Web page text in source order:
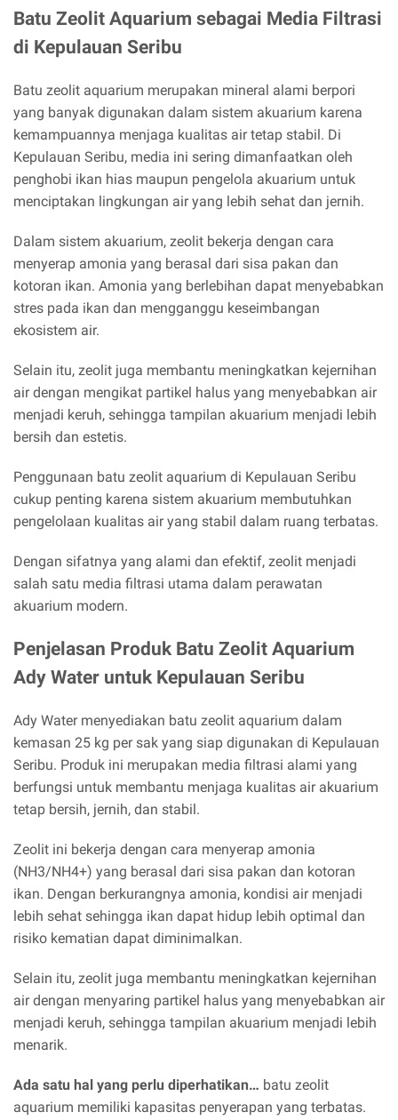
Batu Zeolit Aquarium sebagai Media Filtrasi
di Kepulauan Seribu
Batu zeolit aquarium merupakan mineral alami berpori
yang banyak digunakan dalam sistem akuarium karena
kemampuannya menjaga kualitas air tetap stabil. Di
Kepulauan Seribu, media ini sering dimanfaatkan oleh
penghobi ikan hias maupun pengelola akuarium untuk
menciptakan lingkungan air yang lebih sehat dan jernih.
Dalam sistem akuarium, zeolit bekerja dengan cara
menyerap amonia yang berasal dari sisa pakan dan
kotoran ikan. Amonia yang berlebihan dapat menyebabkan
stres pada ikan dan mengganggu keseimbangan
ekosistem air.
Selain itu, zeolit juga membantu meningkatkan kejernihan
air dengan mengikat partikel halus yang menyebabkan air
menjadi keruh, sehingga tampilan akuarium menjadi lebih
bersih dan estetis.
Penggunaan batu zeolit aquarium di Kepulauan Seribu
cukup penting karena sistem akuarium membutuhkan
pengelolaan kualitas air yang stabil dalam ruang terbatas.
Dengan sifatnya yang alami dan efektif, zeolit menjadi
salah satu media filtrasi utama dalam perawatan
akuarium modern.
Penjelasan Produk Batu Zeolit Aquarium
Ady Water untuk Kepulauan Seribu
Ady Water menyediakan batu zeolit aquarium dalam
kemasan 25 kg per sak yang siap digunakan di Kepulauan
Seribu. Produk ini merupakan media filtrasi alami yang
berfungsi untuk membantu menjaga kualitas air akuarium
tetap bersih, jernih, dan stabil.
Zeolit ini bekerja dengan cara menyerap amonia
(NH3/NH4+) yang berasal dari sisa pakan dan kotoran
ikan. Dengan berkurangnya amonia, kondisi air menjadi
lebih sehat sehingga ikan dapat hidup lebih optimal dan
risiko kematian dapat diminimalkan.
Selain itu, zeolit juga membantu meningkatkan kejernihan
air dengan menyaring partikel halus yang menyebabkan air
menjadi keruh, sehingga tampilan akuarium menjadi lebih
menarik.
Ada satu hal yang perlu diperhatikan… batu zeolit
aquarium memiliki kapasitas penyerapan yang terbatas.